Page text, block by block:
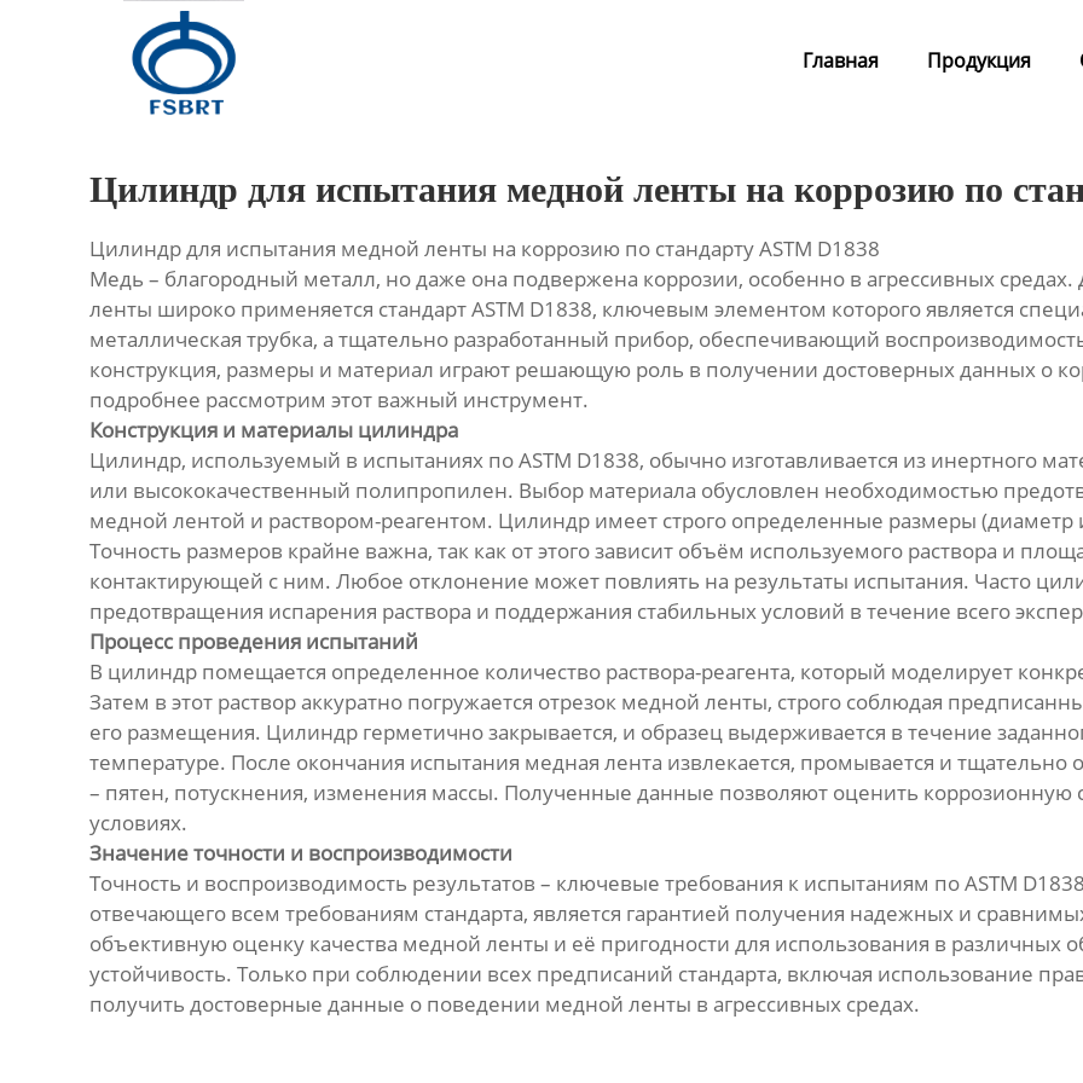
Главная Продукция
Контакты
Цилиндр для испытания медной ленты на коррозию по
Цилиндр для испытания медной ленты на коррозию по стандарту ASTM D1838
Медь – благородный металл, но даже она подвержена коррозии, особенно в агрессивных
ленты широко применяется стандарт ASTM D1838, ключевым элементом которого является
металлическая трубка, а тщательно разработанный прибор, обеспечивающий
конструкция, размеры и материал играют решающую роль в получении достоверных данных о
подробнее рассмотрим этот важный инструмент.
Конструкция и материалы цилиндра
Цилиндр, используемый в испытаниях по ASTM D1838, обычно изготавливается из инертного
или высококачественный полипропилен. Выбор материала обусловлен необходимостью
медной лентой и раствором-реагентом. Цилиндр имеет строго определенные размеры (диаметр
Точность размеров крайне важна, так как от этого зависит объём используемого раствора и
контактирующей с ним. Любое отклонение может повлиять на результаты испытания. Часто
предотвращения испарения раствора и поддержания стабильных условий в течение всего
Процесс проведения испытаний
В цилиндр помещается определенное количество раствора-реагента, который моделирует
Затем в этот раствор аккуратно погружается отрезок медной ленты, строго соблюдая
его размещения. Цилиндр герметично закрывается, и образец выдерживается в течение
температуре. После окончания испытания медная лента извлекается, промывается и тщательно
– пятен, потускнения, изменения массы. Полученные данные позволяют оценить коррозионную
условиях.
Значение точности и воспроизводимости
Точность и воспроизводимость результатов – ключевые требования к испытаниям по ASTM
отвечающего всем требованиям стандарта, является гарантией получения надежных и
объективную оценку качества медной ленты и её пригодности для использования в различных
устойчивость. Только при соблюдении всех предписаний стандарта, включая использование
получить достоверные данные о поведении медной ленты в агрессивных средах.